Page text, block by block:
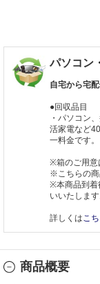
パソコン
自宅から宅
●回収品目
・パソコン
活家電など
一料金です。
※箱のご用意
※こちらの商
※本商品到着
いいたします
詳しくはこ
商品概要